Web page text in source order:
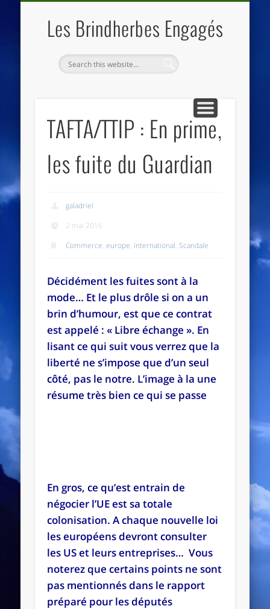
Les Brindherbes Engagés
TAFTA/TTIP : En prime,
les fuite du Guardian
galadriel
2 mai 2016
Commerce,europe, International,Scandale
Décidément les fuites sont à la
mode… Et le plus drôle si on a un
brin d’humour, est que ce contrat
est appelé : « Libre échange ». En
lisant ce qui suit vous verrez que la
liberté ne s’impose que d’un seul
côté, pas le notre. L’image à la une
résume très bien ce qui se passe
En gros, ce qu’est entrain de
négocier l’UE est sa totale
colonisation. A chaque nouvelle loi
les européens devront consulter
les US et leurs entreprises… Vous
noterez que certains points ne sont
pas mentionnés dans le rapport
préparé pour les députés